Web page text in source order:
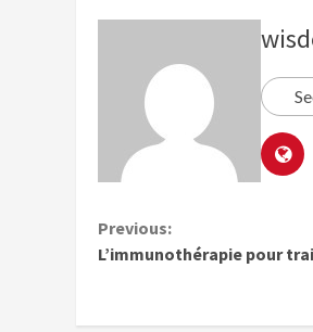
Previous:
L’immunothérapie pour